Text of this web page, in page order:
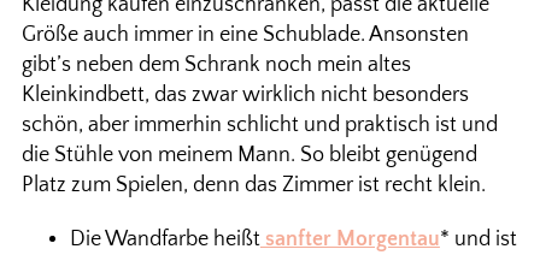
Größe auch immer in eine Schublade. Ansonsten
gibt’s neben dem Schrank noch mein altes
Kleinkindbett, das zwar wirklich nicht besonders
schön, aber immerhin schlicht und praktisch ist und
die Stühle von meinem Mann. So bleibt genügend
Platz zum Spielen, denn das Zimmer ist recht klein.
Die Wandfarbe heißtsanfter Morgentau* und ist